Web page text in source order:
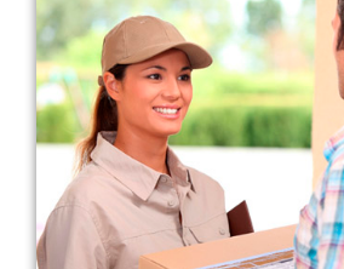
Погребы
Покров
Полтава
Прилуки
Путивль
Пятихатки
Раздельная
Рени
Решетиловка
Ромны